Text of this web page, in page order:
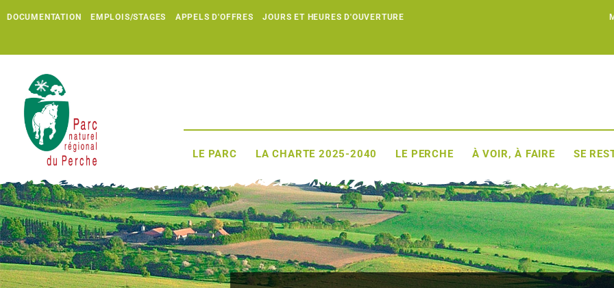
DOCUMENTATION EMPLOIS/STAGES APPELS D'OFFRES JOURS ET HEURES D'OUVERTURE
LE PARC LA CHARTE 2025-2040 LE PERCHE À VOIR, À FAIRE SE